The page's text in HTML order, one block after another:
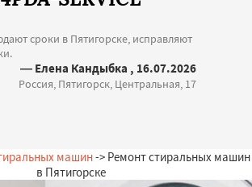
сроки в Пятигорске, исправляют
— Елена Кандыбка , 16.07.2026
Россия, Пятигорск, Центральная, 17
машин-> Ремонт стиральных машин
в Пятигорске